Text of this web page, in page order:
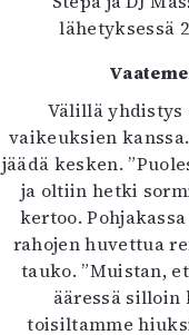
lähetyksessä
Välillä
vaikeuksien
jäädä kesken.
ja oltiin hetki
kertoo.
rahojen huvettua
tauko. ”Muistan,
ääressä
toisiltamme